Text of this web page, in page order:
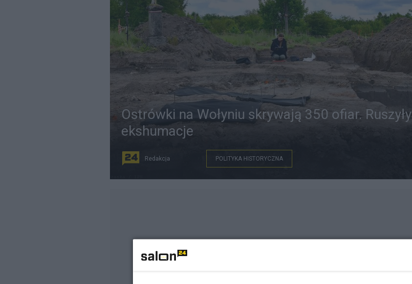
Ostrówki na Wołyniu skrywają 350 ofiar. Ruszyły
ekshumacje
Redakcja POLITYKA HISTORYCZNA